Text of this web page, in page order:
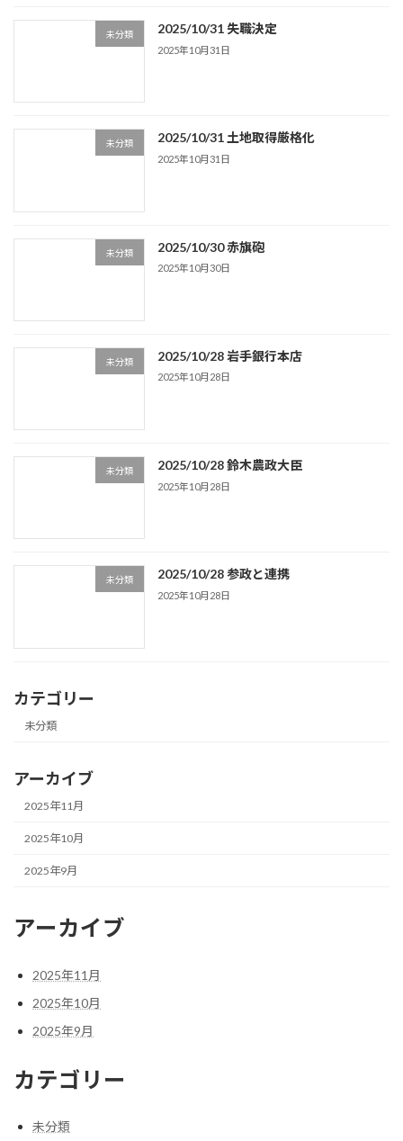
未分類 2025/10/31 失職決定
2025年10月31日
未分類 2025/10/31 土地取得厳格化
2025年10月31日
未分類 2025/10/30 赤旗砲
2025年10月30日
未分類 2025/10/28 岩手銀行本店
2025年10月28日
未分類 2025/10/28 鈴木農政大臣
2025年10月28日
未分類 2025/10/28 参政と連携
2025年10月28日
カテゴリー
未分類
アーカイブ
2025年11月
2025年10月
2025年9月
アーカイブ
2025年11月
2025年10月
2025年9月
カテゴリー
未分類